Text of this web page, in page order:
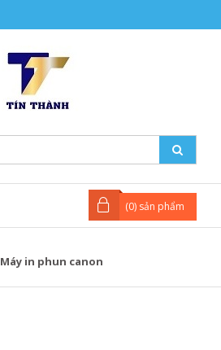
(0) sản phẩm
Máy in phun canon